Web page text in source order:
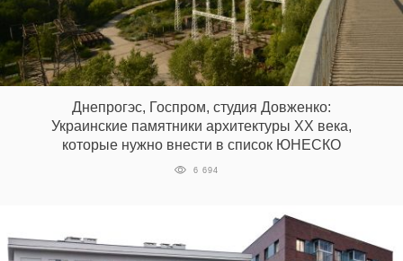
Днепрогэс, Госпром, студия Довженко:
Украинские памятники архитектуры ХХ века,
которые нужно внести в список ЮНЕСКО
6 694